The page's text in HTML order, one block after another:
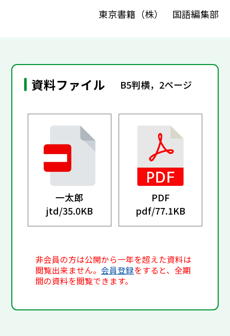
東京書籍（株） 国語編集部
資料ファイル B5判横，2ページ
一太郎
jtd/35.0KB
PDF
pdf/77.1KB
非会員の方は公開から一年を超えた資料は
閲覧出来ません。会員登録をすると、全期
間の資料を閲覧できます。